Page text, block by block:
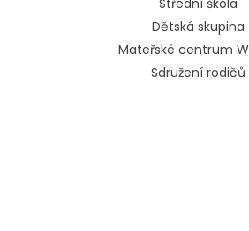
Střední škola
Dětská skupina
Mateřské centrum
Sdružení rodičů